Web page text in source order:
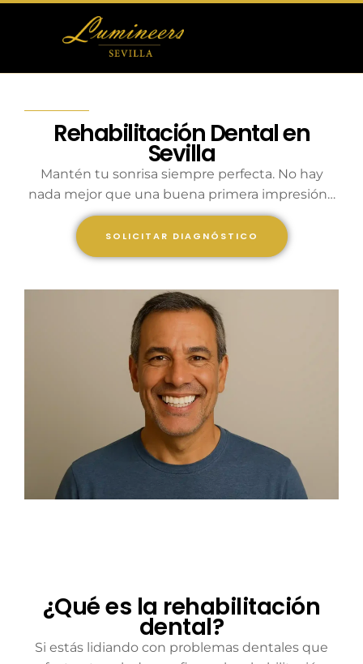
Otras Carillas
Tratamientos Dentales
Blog
Rehabilitación Dental en
Sevilla
Mantén tu sonrisa siempre perfecta. No hay
nada mejor que una buena primera impresión…
SOLICITAR DIAGNÓSTICO
¿Qué es la rehabilitación
dental?
Si estás lidiando con problemas dentales que